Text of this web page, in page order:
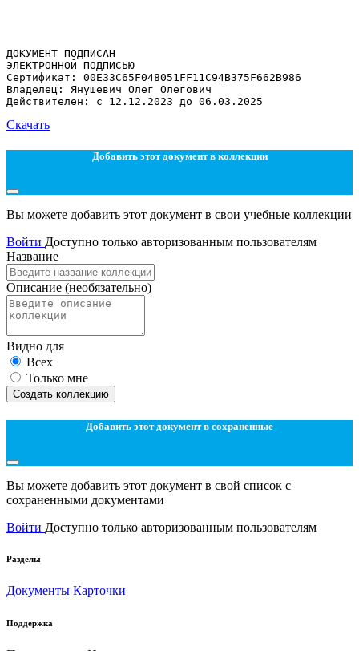
ДОКУМЕНТ ПОДПИСАН
ЭЛЕКТРОННОЙ ПОДПИСЬЮ
Сертификат: 00E33C65F048051FF11C94B375F662B986
Владелец: Янушевич Олег Олегович
Скачать
Добавить этот документ в коллекции
Вы можете добавить этот документ в свои учебные коллекции
Войти Доступно только авторизованным пользователям
Название
Описание (необязательно)
Видно для
Всех
Только мне
Создать коллекцию
Добавить этот документ в сохраненные
Вы можете добавить этот документ в свой список с
сохраненными документами
Войти Доступно только авторизованным пользователям
Разделы
Документы Карточки
Поддержка